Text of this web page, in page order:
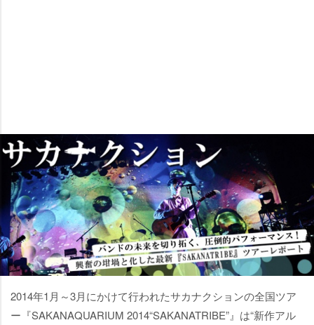
2014年1月～3月にかけて行われたサカナクションの全国ツア
ー『SAKANAQUARIUM 2014“SAKANATRIBE”』は“新作アル